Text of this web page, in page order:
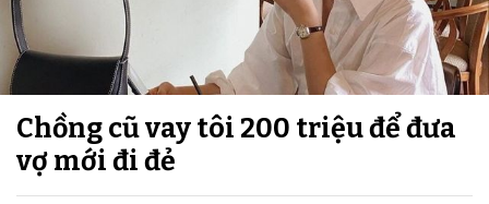
Chồng cũ vay tôi 200 triệu để đưa
vợ mới đi đẻ